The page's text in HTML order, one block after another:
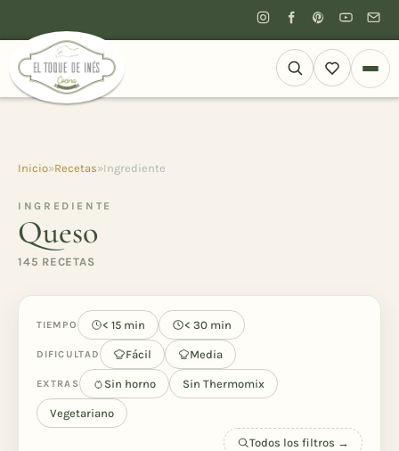
Inicio»Recetas»Ingrediente
INGREDIENTE
Queso
145 RECETAS
TIEMPO < 15 min < 30 min
DIFICULTAD Fácil Media
EXTRAS Sin horno Sin Thermomix
Vegetariano
Todos los filtros →